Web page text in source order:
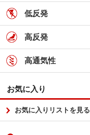
低反発
高反発
高通気性
お気に入り
お気に入りリストを見る